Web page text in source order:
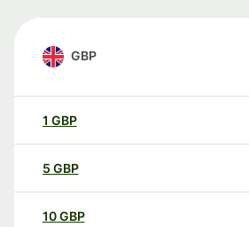
GBP
1 GBP
5 GBP
10GBP